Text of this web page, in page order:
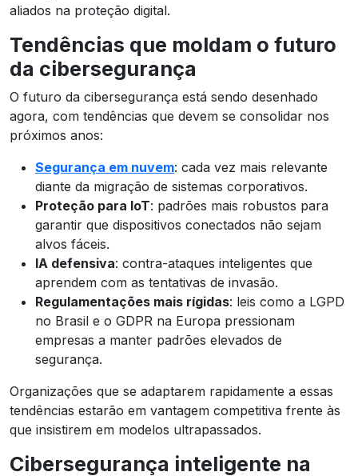
aliados na proteção digital.
Tendências que moldam o futuro
da cibersegurança
O futuro da cibersegurança está sendo desenhado
agora, com tendências que devem se consolidar nos
próximos anos:
Segurança em nuvem: cada vez mais relevante
diante da migração de sistemas corporativos.
Proteção para IoT: padrões mais robustos para
garantir que dispositivos conectados não sejam
alvos fáceis.
IA defensiva: contra-ataques inteligentes que
aprendem com as tentativas de invasão.
Regulamentações mais rígidas: leis como a LGPD
no Brasil e o GDPR na Europa pressionam
empresas a manter padrões elevados de
segurança.
Organizações que se adaptarem rapidamente a essas
tendências estarão em vantagem competitiva frente às
que insistirem em modelos ultrapassados.
Cibersegurança inteligente na